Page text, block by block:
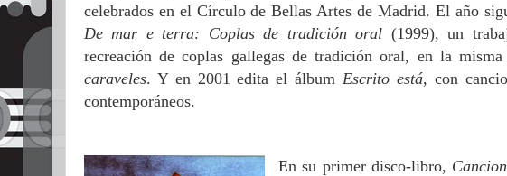
celebrados en el Círculo de Bellas Artes de Madrid. El año
De mar e terra: Coplas de tradición oral (1999), un
recreación de coplas gallegas de tradición oral, en la
caraveles. Y en 2001 edita el álbum Escrito está, con
contemporáneos.
En su primer disco-libro,